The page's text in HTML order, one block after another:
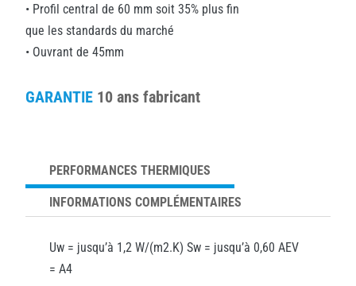
• Profil central de 60 mm soit 35% plus fin
que les standards du marché
• Ouvrant de 45mm
GARANTIE 10 ans fabricant
PERFORMANCES THERMIQUES
INFORMATIONS COMPLÉMENTAIRES
Uw = jusqu’à 1,2 W/(m2.K) Sw = jusqu’à 0,60 AEV
= A4